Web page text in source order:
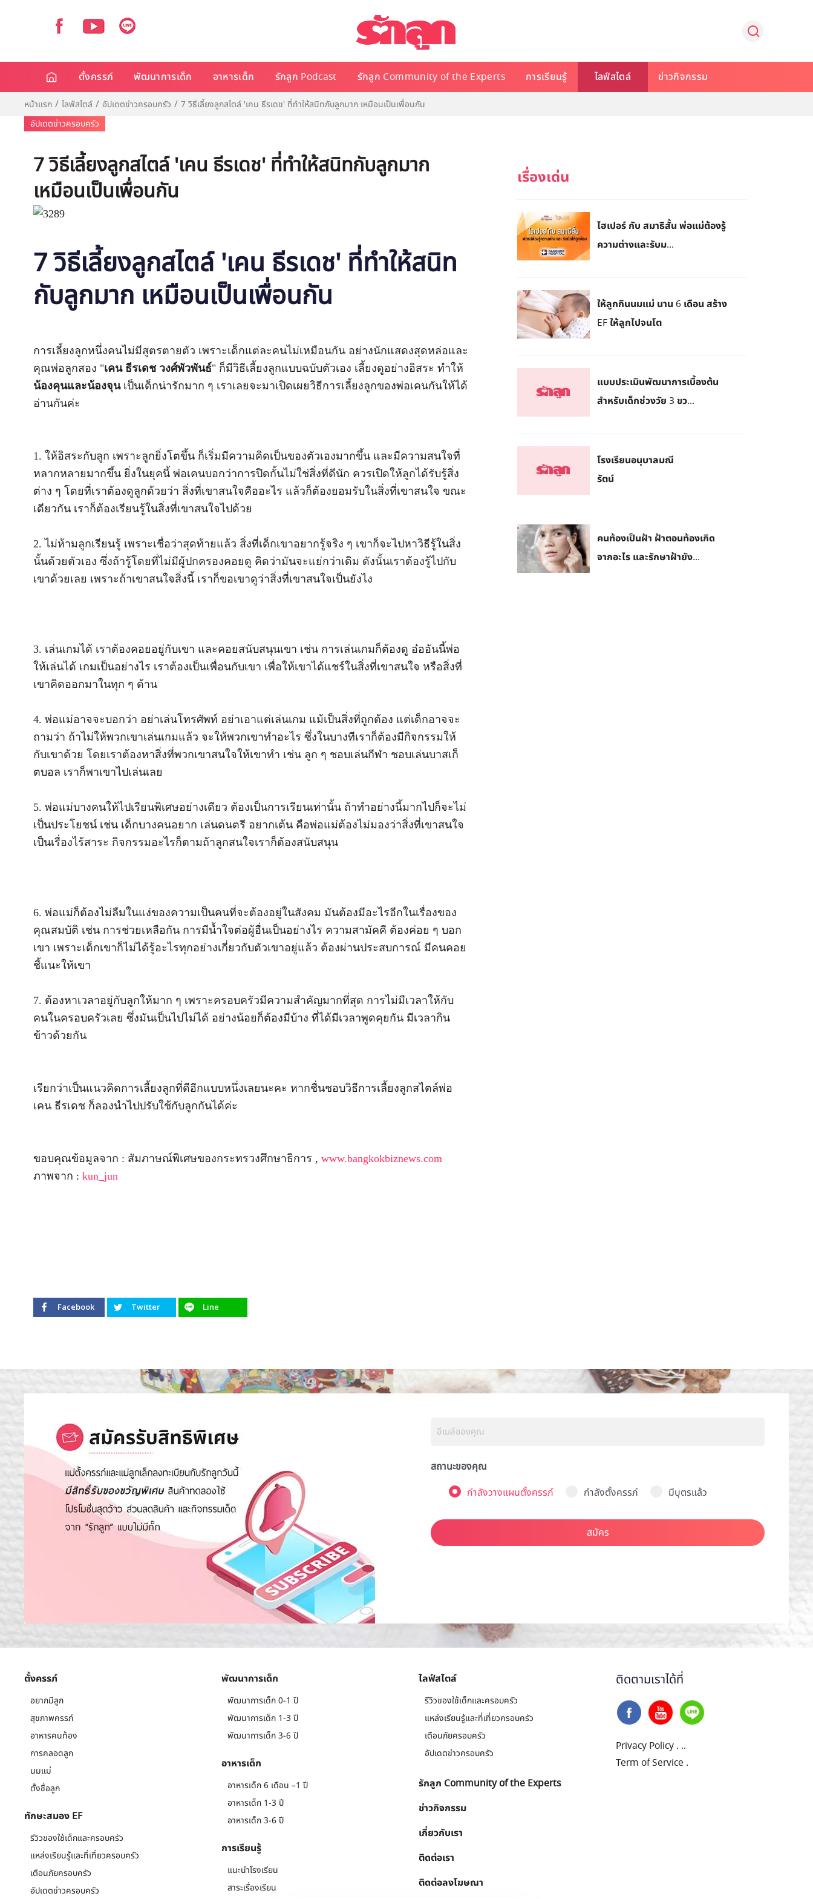
ตั้งครรภ์ พัฒนาการเด็ก อาหารเด็ก รักลูก Podcast รักลูก Community of the Experts การเรียนรู้ ไลฟ์สไตล์ ข่าวกิจกรรม
หน้าแรก ไลฟ์สไตล์ อัปเดตข่าวครอบครัว
7 วิธีเลี้ยงลูกสไตล์ 'เคน ธีรเดช' ที่ทำให้สนิทกับลูกมาก เหมือนเป็นเพื่อนกัน
อัปเดตข่าวครอบครัว
7 วิธีเลี้ยงลูกสไตล์ 'เคน ธีรเดช' ที่ทำให้สนิทกับลูกมาก
เหมือนเป็นเพื่อนกัน
7 วิธีเลี้ยงลูกสไตล์ 'เคน ธีรเดช' ที่ทำให้สนิท
กับลูกมาก เหมือนเป็นเพื่อนกัน
การเลี้ยงลูกหนึ่งคนไม่มีสูตรตายตัว เพราะเด็กแต่ละคนไม่เหมือนกัน อย่างนักแสดงสุดหล่อและ
คุณพ่อลูกสอง "เคน ธีรเดช วงศ์พัวพันธ์" ก็มีวิธีเลี้ยงลูกแบบฉบับตัวเอง เลี้ยงดูอย่างอิสระ ทำให้
น้องคุนและน้องจุนเป็นเด็กน่ารักมาก ๆ เราเลยจะมาเปิดเผยวิธีการเลี้ยงลูกของพ่อเคนกันให้ได้
อ่านกันค่ะ
1. ให้อิสระกับลูก เพราะลูกยิ่งโตขึ้น ก็เริ่มมีความคิดเป็นของตัวเองมากขึ้น และมีความสนใจที่
หลากหลายมากขึ้น ยิ่งในยุคนี้ พ่อเคนบอกว่าการปิดกั้นไม่ใช่สิ่งที่ดีนัก ควรเปิดให้ลูกได้รับรู้สิ่ง
ต่าง ๆ โดยที่เราต้องดูลูกด้วยว่า สิ่งที่เขาสนใจคืออะไร แล้วก็ต้องยอมรับในสิ่งที่เขาสนใจ ขณะ
เดียวกัน เราก็ต้องเรียนรู้ในสิ่งที่เขาสนใจไปด้วย
2. ไม่ห้ามลูกเรียนรู้ เพราะเชื่อว่าสุดท้ายแล้ว สิ่งที่เด็กเขาอยากรู้จริง ๆ เขาก็จะไปหาวิธีรู้ในสิ่ง
นั้นด้วยตัวเอง ซึ่งถ้ารู้โดยที่ไม่มีผู้ปกครองคอยดู คิดว่ามันจะแย่กว่าเดิม ดังนั้นเราต้องรู้ไปกับ
เขาด้วยเลย เพราะถ้าเขาสนใจสิ่งนี้ เราก็ขอเขาดูว่าสิ่งที่เขาสนใจเป็นยังไง
3. เล่นเกมได้ เราต้องคอยอยู่กับเขา และคอยสนับสนุนเขา เช่น การเล่นเกมก็ต้องดู อ๋ออันนี้พ่อ
ให้เล่นได้ เกมเป็นอย่างไร เราต้องเป็นเพื่อนกับเขา เพื่อให้เขาได้แชร์ในสิ่งที่เขาสนใจ หรือสิ่งที่
เขาคิดออกมาในทุก ๆ ด้าน
4. พ่อแม่อาจจะบอกว่า อย่าเล่นโทรศัพท์ อย่าเอาแต่เล่นเกม แม้เป็นสิ่งที่ถูกต้อง แต่เด็กอาจจะ
ถามว่า ถ้าไม่ให้พวกเขาเล่นเกมแล้ว จะให้พวกเขาทำอะไร ซึ่งในบางทีเราก็ต้องมีกิจกรรมให้
กับเขาด้วย โดยเราต้องหาสิ่งที่พวกเขาสนใจให้เขาทำ เช่น ลูก ๆ ชอบเล่นกีฬา ชอบเล่นบาสเก็
ตบอล เราก็พาเขาไปเล่นเลย
5. พ่อแม่บางคนให้ไปเรียนพิเศษอย่างเดียว ต้องเป็นการเรียนเท่านั้น ถ้าทำอย่างนี้มากไปก็จะไม่
เป็นประโยชน์ เช่น เด็กบางคนอยาก เล่นดนตรี อยากเต้น คือพ่อแม่ต้องไม่มองว่าสิ่งที่เขาสนใจ
เป็นเรื่องไร้สาระ กิจกรรมอะไรก็ตามถ้าลูกสนใจเราก็ต้องสนับสนุน
6. พ่อแม่ก็ต้องไม่ลืมในแง่ของความเป็นคนที่จะต้องอยู่ในสังคม มันต้องมีอะไรอีกในเรื่องของ
คุณสมบัติ เช่น การช่วยเหลือกัน การมีน้ำใจต่อผู้อื่นเป็นอย่างไร ความสามัคคี ต้องค่อย ๆ บอก
เขา เพราะเด็กเขาก็ไม่ได้รู้อะไรทุกอย่างเกี่ยวกับตัวเขาอยู่แล้ว ต้องผ่านประสบการณ์ มีคนคอย
ชี้แนะให้เขา
7. ต้องหาเวลาอยู่กับลูกให้มาก ๆ เพราะครอบครัวมีความสำคัญมากที่สุด การไม่มีเวลาให้กับ
คนในครอบครัวเลย ซึ่งมันเป็นไปไม่ได้ อย่างน้อยก็ต้องมีบ้าง ที่ได้มีเวลาพูดคุยกัน มีเวลากิน
ข้าวด้วยกัน
เรียกว่าเป็นแนวคิดการเลี้ยงลูกที่ดีอีกแบบหนึ่งเลยนะคะ หากชื่นชอบวิธีการเลี้ยงลูกสไตล์พ่อ
เคน ธีรเดช ก็ลองนำไปปรับใช้กับลูกกันได้ค่ะ
ขอบคุณข้อมูลจาก : สัมภาษณ์พิเศษของกระทรวงศึกษาธิการ , www.bangkokbiznews.com
ภาพจาก : kun_jun
Facebook Twitter Line
ไฮเปอร์ กับ สมาธิสั้น พ่อแม่ต้องรู้
ความต่างและรับม...
ให้ลูกกินนมแม่ นาน 6 เดือน สร้าง
EF ให้ลูกไปจนโต
แบบประเมินพัฒนาการเบื้องต้น
สำหรับเด็กช่วงวัย 3 ขว...
โรงเรียนอนุบาลมณี
รัตน์
คนท้องเป็นฝ้า ฝ้าตอนท้องเกิด
จากอะไร และรักษาฝ้ายัง...
สถานะของคุณ
กำลังวางแผนตั้งครรภ์
กำลังตั้งครรภ์ มีบุตรแล้ว
สมัคร
ตั้งครรภ์
อยากมีลูก
สุขภาพครรภ์
อาหารคนท้อง
การคลอดลูก
นมแม่
ตั้งชื่อลูก
ทักษะสมอง EF
รีวิวของใช้เด็กและครอบครัว
แหล่งเรียนรู้และที่เที่ยวครอบครัว
เตือนภัยครอบครัว
อัปเดตข่าวครอบครัว
พัฒนาการเด็ก
พัฒนาการเด็ก 0-1 ปี
พัฒนาการเด็ก 1-3 ปี
พัฒนาการเด็ก 3-6 ปี
อาหารเด็ก
อาหารเด็ก 6 เดือน –1 ปี
อาหารเด็ก 1-3 ปี
อาหารเด็ก 3-6 ปี
การเรียนรู้
แนะนำโรงเรียน
สาระเรื่องเรียน
ไลฟ์สไตล์
รีวิวของใช้เด็กและครอบครัว
แหล่งเรียนรู้และที่เที่ยวครอบครัว
เตือนภัยครอบครัว
อัปเดตข่าวครอบครัว
รักลูก Community of the Experts
ข่าวกิจกรรม
เกี่ยวกับเรา
ติดต่อเรา
ติดต่อลงโฆษณา
ติดตามเราได้ที่
Privacy Policy . ..
Term of Service .